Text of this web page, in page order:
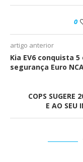
0
artigo anterior
Kia EV6 conquista
segurança Euro
COPS SUGERE
E AO SEU